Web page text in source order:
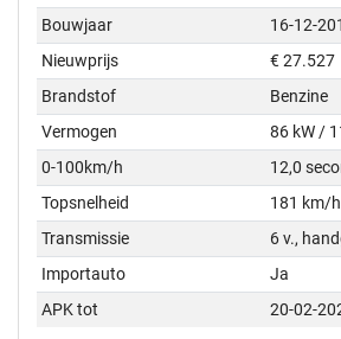
Bouwjaar
16-12-
Nieuwprijs
€ 27.527
Brandstof
Benzine
Vermogen
86 kW /
0-100km/h
12,0
Topsnelheid
181 km/h
Transmissie
6 v.,
Importauto
Ja
APK tot
20-02-